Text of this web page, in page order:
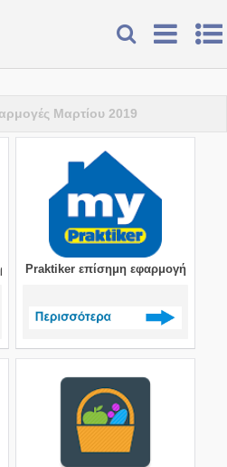
Μαρτίου 2019
ΛιγκPraktiker επίσημη εφαρμογή